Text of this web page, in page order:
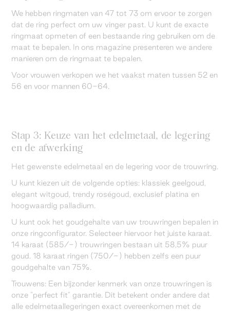
We hebben ringmaten van 47 tot 73 om ervoor te zorgen
dat de ring perfect om uw vinger past. U kunt de exacte
ringmaat opmeten of een bestaande ring gebruiken om de
maat te bepalen. In ons magazine presenteren we andere
manieren om de ringmaat te bepalen.
Voor vrouwen verkopen we het vaakst maten tussen 52 en
56 en voor mannen 60-64.
Stap 3: Keuze van het edelmetaal, de legering
en de afwerking
Het gewenste edelmetaal en de legering voor de trouwring.
U kunt kiezen uit de volgende opties: klassiek geelgoud,
elegant witgoud, trendy roségoud, exclusief platina en
hoogwaardig palladium.
U kunt ook het goudgehalte van uw trouwringen bepalen in
onze ringconfigurator. Selecteer hiervoor het juiste karaat.
14 karaat (585/-) trouwringen bestaan uit 58,5% puur
goud. 18 karaat ringen (750/-) hebben zelfs een puur
goudgehalte van 75%.
Trouwens: Een bijzonder kenmerk van onze trouwringen is
onze "perfect fit" garantie. Dit betekent onder andere dat
alle edelmetaallegeringen exact overeenkomen met de